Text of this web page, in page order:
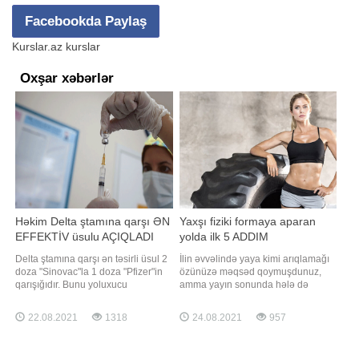
Facebookda Paylaş
Kurslar.az kurslar
Oxşar xəbərlər
Həkim Delta ştamına qarşı ƏN
EFFEKTİV üsulu AÇIQLADI
Delta ştamına qarşı ən təsirli üsul 2
doza "Sinovac"la 1 doza "Pfizer"in
qarışığıdır. Bunu yoluxucu
Ərtoğrul deyib. O bildirib ki, bu
nəticəyə mövcud elmi məlumatlar
22.08.2021 1318
Yaxşı fiziki formaya aparan
yolda ilk 5 ADDIM
İlin əvvəlində yaya kimi arıqlamağı
özünüzə məqsəd qoymuşdunuz,
amma yayın sonunda hələ də
zaman məqsədlərinizə daha ciddi
yanaşın və elə bu gündən başlayın.
24.08.2021 957